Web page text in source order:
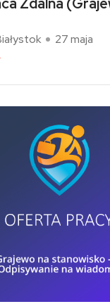
27 maja